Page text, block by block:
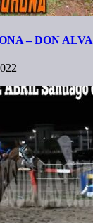
– DON